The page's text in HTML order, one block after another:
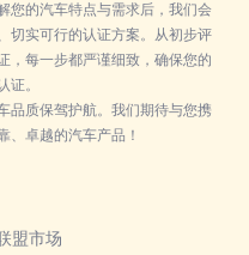
您的汽车特点与需求后，我们会
切实可行的认证方案。从初步评
，每一步都严谨细致，确保您的
证。
质保驾护航。我们期待与您携
、卓越的汽车产品！
盟市场